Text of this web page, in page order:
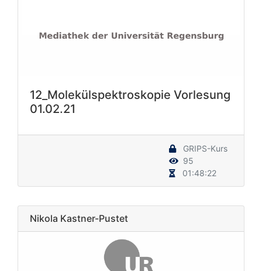
12_Molekülspektroskopie Vorlesung
01.02.21
GRIPS-Kurs
95
01:48:22
Nikola Kastner-Pustet